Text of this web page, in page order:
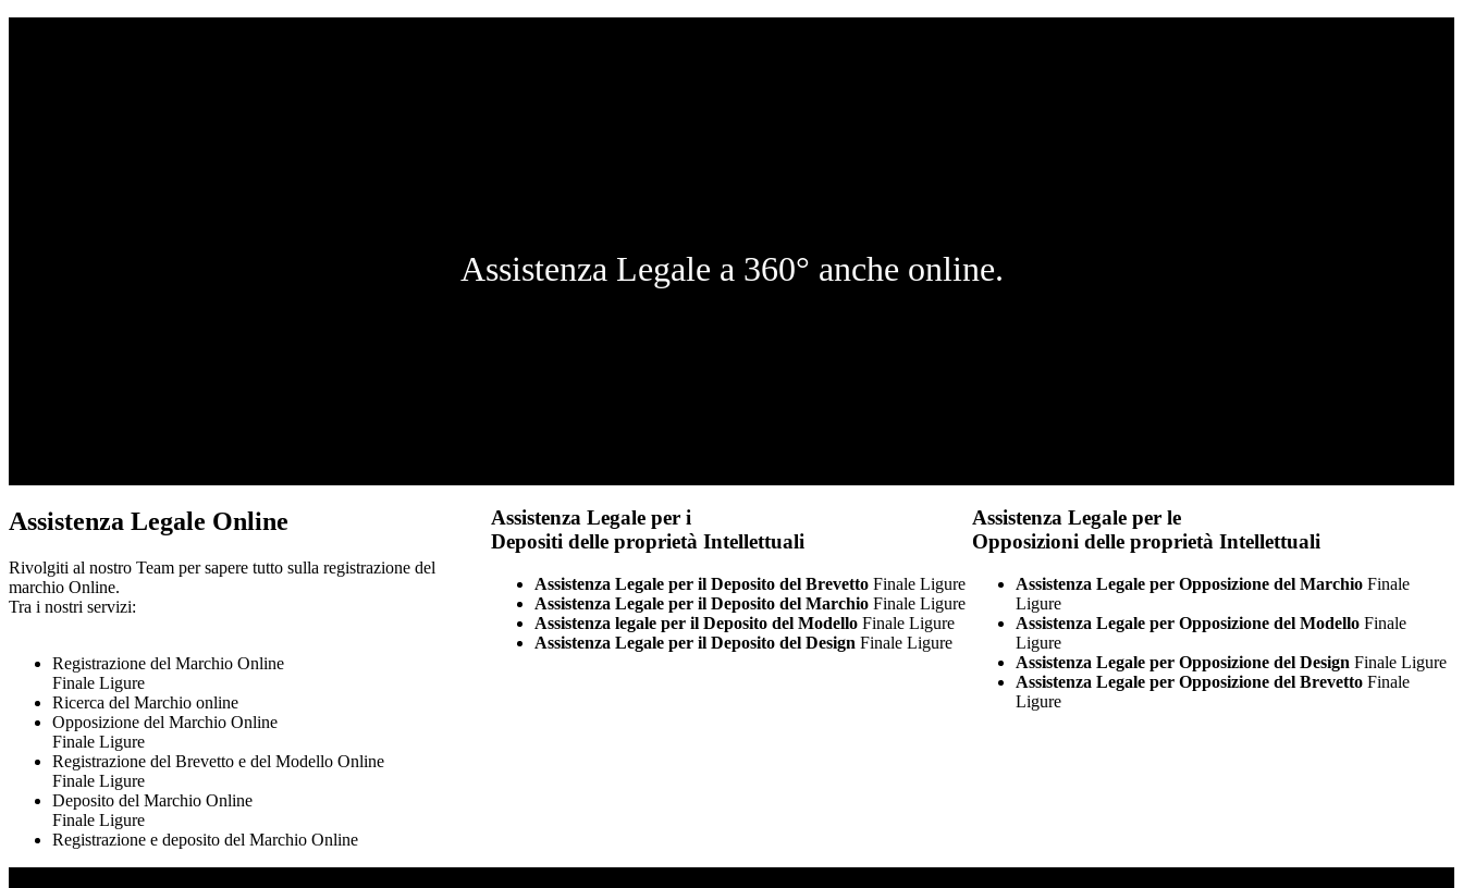
Assistenza Legale a 360° anche online.
Assistenza Legale Online
Rivolgiti al nostro Team per sapere tutto sulla registrazione del
marchio Online.
Tra i nostri servizi:
Registrazione del Marchio Online
Finale Ligure
Ricerca del Marchio online
Opposizione del Marchio Online
Finale Ligure
Registrazione del Brevetto e del Modello Online
Finale Ligure
Deposito del Marchio Online
Finale Ligure
Registrazione e deposito del Marchio Online
Assistenza Legale per i
Depositi delle proprietà Intellettuali
Assistenza Legale per il Deposito del BrevettoFinale Ligure
Assistenza Legale per il Deposito del MarchioFinale Ligure
Assistenza legale per il Deposito del ModelloFinale Ligure
Assistenza Legale per il Deposito del Design Finale Ligure
Assistenza Legale per le
Opposizioni delle proprietà Intellettuali
Assistenza Legale per Opposizione del Marchio Finale
Ligure
Assistenza Legale per Opposizione del Modello Finale
Ligure
Assistenza Legale per Opposizione del Design Finale Ligure
Assistenza Legale per Opposizione del Brevetto Finale
Ligure